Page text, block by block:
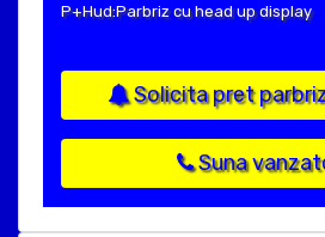
P+Hud:Parbriz cu head up display
Solicita pret
Suna